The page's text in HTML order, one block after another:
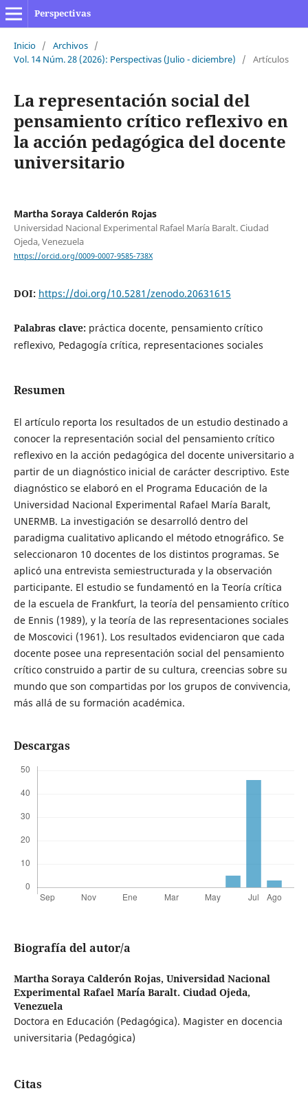
Perspectivas
Inicio / Archivos /
Vol. 14 Núm. 28 (2026): Perspectivas (Julio - diciembre)
/ Artículos
La representación social del
pensamiento crítico reflexivo en
la acción pedagógica del docente
universitario
Martha Soraya Calderón Rojas
Universidad Nacional Experimental Rafael María Baralt. Ciudad
Ojeda, Venezuela
https://orcid.org/0009-0007-9585-738X
DOI: https://doi.org/10.5281/zenodo.20631615
Palabras clave: práctica docente, pensamiento crítico
reflexivo, Pedagogía crítica, representaciones sociales
Resumen
El artículo reporta los resultados de un estudio destinado a
conocer la representación social del pensamiento crítico
reflexivo en la acción pedagógica del docente universitario a
partir de un diagnóstico inicial de carácter descriptivo. Este
diagnóstico se elaboró en el Programa Educación de la
Universidad Nacional Experimental Rafael María Baralt,
UNERMB. La investigación se desarrolló dentro del
paradigma cualitativo aplicando el método etnográfico. Se
seleccionaron 10 docentes de los distintos programas. Se
aplicó una entrevista semiestructurada y la observación
participante. El estudio se fundamentó en la Teoría crítica
de la escuela de Frankfurt, la teoría del pensamiento crítico
de Ennis (1989), y la teoría de las representaciones sociales
de Moscovici (1961). Los resultados evidenciaron que cada
docente posee una representación social del pensamiento
crítico construido a partir de su cultura, creencias sobre su
mundo que son compartidas por los grupos de convivencia,
más allá de su formación académica.
Descargas
Biografía del autor/a
Martha Soraya Calderón Rojas, Universidad Nacional
Experimental Rafael María Baralt. Ciudad Ojeda,
Venezuela
Doctora en Educación (Pedagógica). Magister en docencia
universitaria (Pedagógica)
Citas